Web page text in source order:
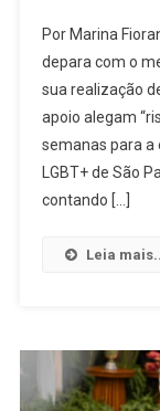
Por Marina
depara com o
sua realização
apoio alegam
semanas para a
LGBT+ de São
contando […]
Leia